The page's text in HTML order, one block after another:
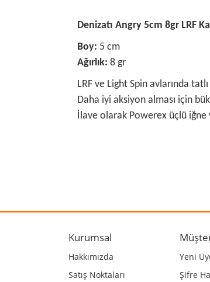
Denizatı Angry 5cm 8gr LRF
Boy: 5 cm
Ağırlık: 8 gr
LRF ve Light Spin avlarında
Daha iyi aksiyon alması için
İlave olarak Powerex üçlü
Ürün resmi kalitesiz, bozuk veya
Ürün bilgilerinde hatalar
Ürün fiyatı diğer sitelerden daha
Bu ürüne benzer farklı
Kurumsal
Hakkımızda
Satış Noktaları
Yeni
Şifre